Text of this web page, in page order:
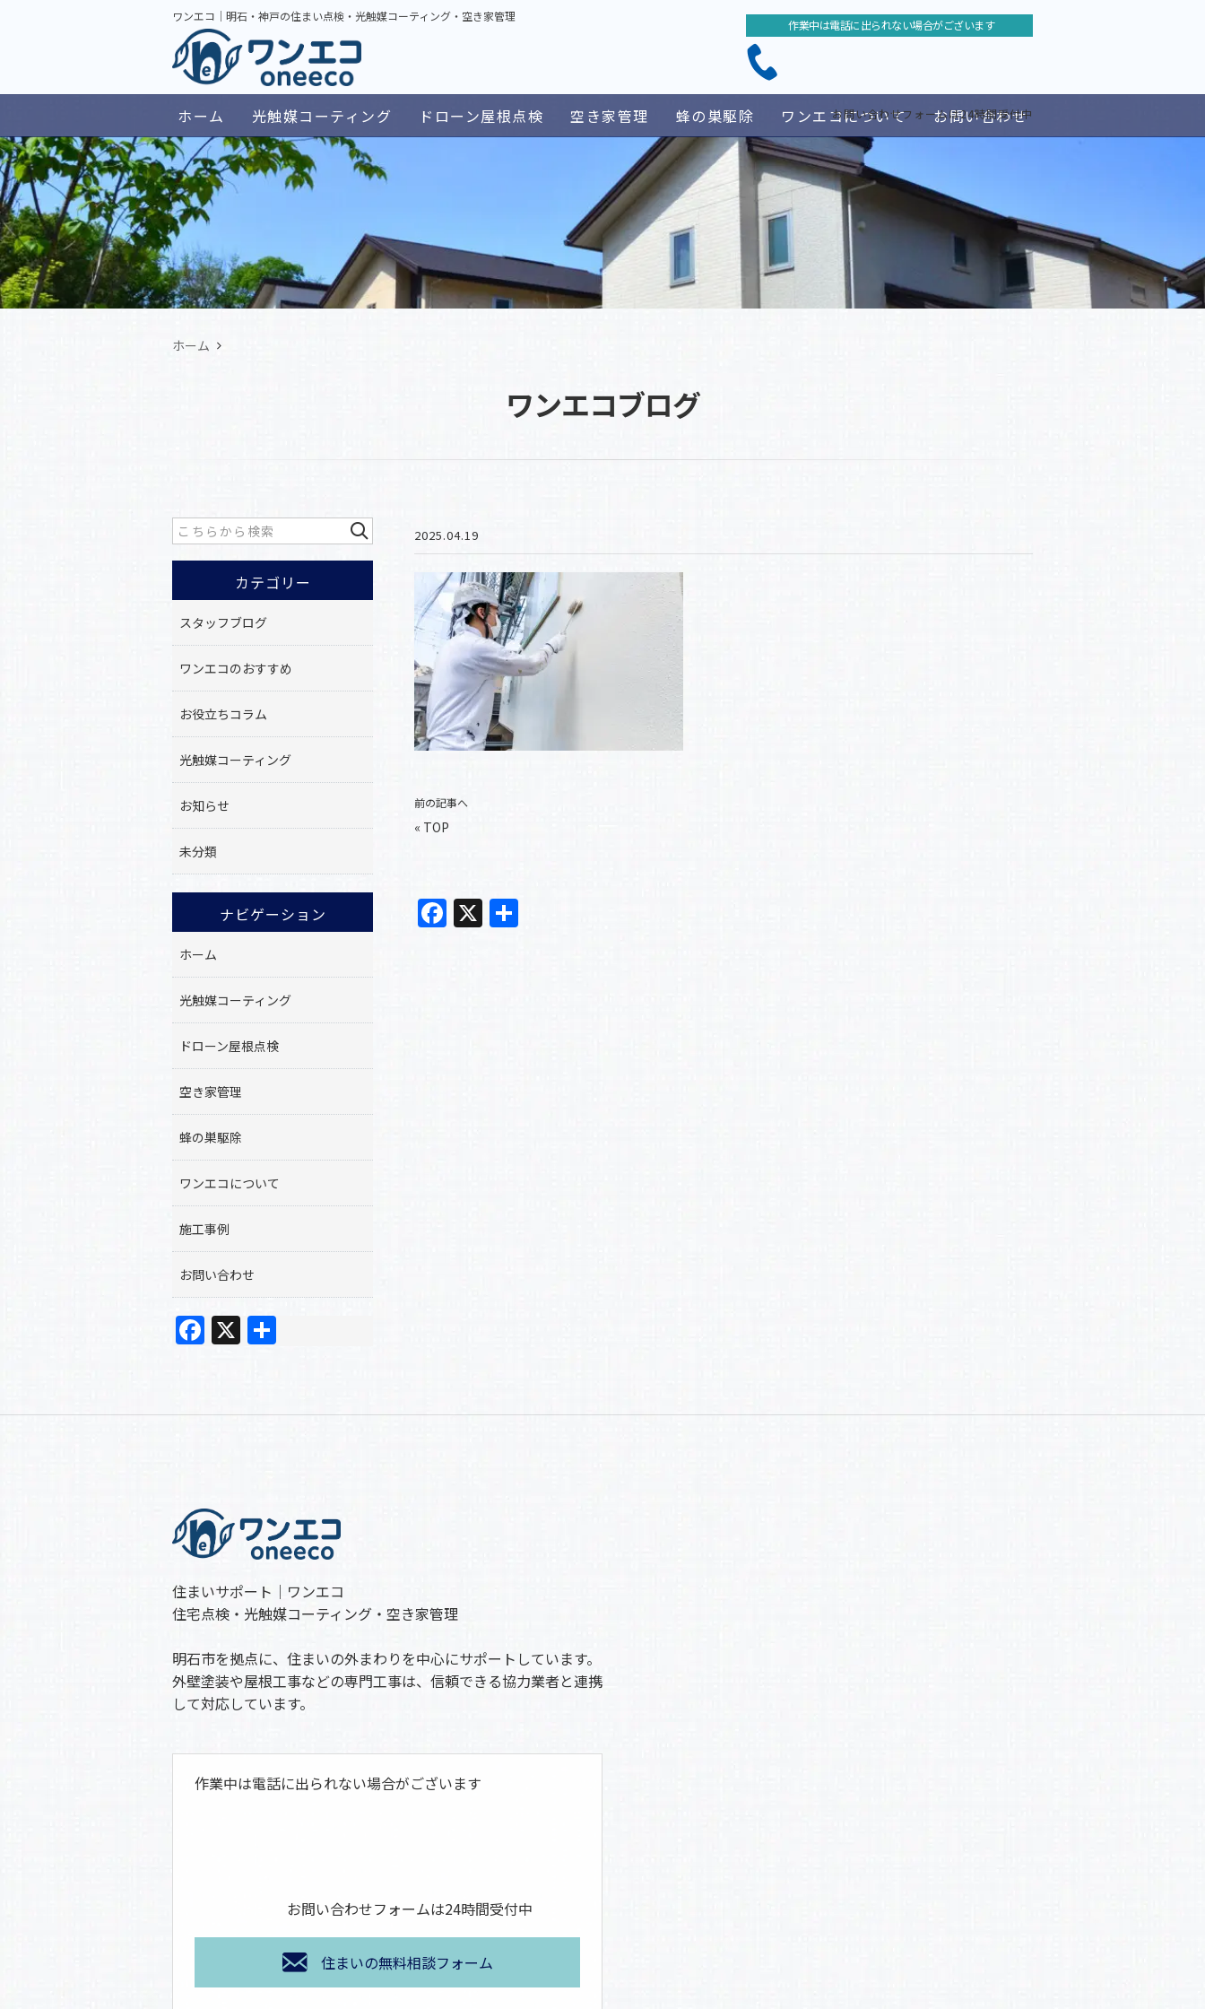
ワンエコ｜明石・神戸の住まい点検・光触媒コーティング・空き家管理
作業中は電話に出られない場合がございます
お問い合わせフォームは24時間受付中
ホーム 光触媒コーティング ドローン屋根点検 空き家管理 蜂の巣駆除 ワンエコについて お問い合わせ
ホーム
ワンエコブログ
2025.04.19
前の記事へ
« TOP
F X
カテゴリー
スタッフブログ
ワンエコのおすすめ
お役立ちコラム
光触媒コーティング
お知らせ
未分類
ナビゲーション
ホーム
光触媒コーティング
ドローン屋根点検
空き家管理
蜂の巣駆除
ワンエコについて
施工事例
お問い合わせ
F
e
o
k
X
住まいサポート｜ワンエコ
住宅点検・光触媒コーティング・空き家管理
明石市を拠点に、住まいの外まわりを中心にサポートしています。
外壁塗装や屋根工事などの専門工事は、信頼できる協力業者と連携
して対応しています。
作業中は電話に出られない場合がございます
お問い合わせフォームは24時間受付中
住まいの無料相談フォーム